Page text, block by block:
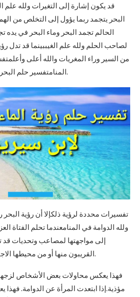
قد يكون إشارة إلى التغيرات ولله علم
البحر يتجمد ربما يؤول إلى التخلص من
الحالم تجمد البحر وماء البحر في يده
لصاحب الحلم ولله علم الغيببينما قد تدل
من السير وراء المغريات والله أعلى
المنامتفسير حلم البحر يتكلم في المنام لم نجد.
تفسيرات محددة لرؤية ذلكإلا أن رؤية
ولله الدوامة في المنامعندما تحلم الفتاة
إلى مواجهتها لمصاعب وتحديات
القريبون منها أو من محيطها الاجتماعي.إذا بدا أن الدوامة.
فهذا يعكس محاولات بعض الأشخاص
مؤذية.إذا ابتعدت المرأة عن الدوامة.